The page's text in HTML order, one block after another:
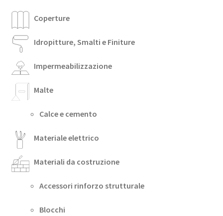
Coperture
Idropitture, Smalti e Finiture
Impermeabilizzazione
Malte
Calce e cemento
Materiale elettrico
Materiali da costruzione
Accessori rinforzo strutturale
Blocchi